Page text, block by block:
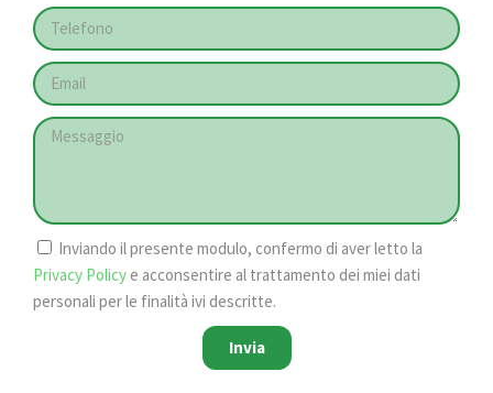
Inviando il presente modulo, confermo di aver letto la
Privacy Policy e acconsentire al trattamento dei miei dati
personali per le finalità ivi descritte.
Invia